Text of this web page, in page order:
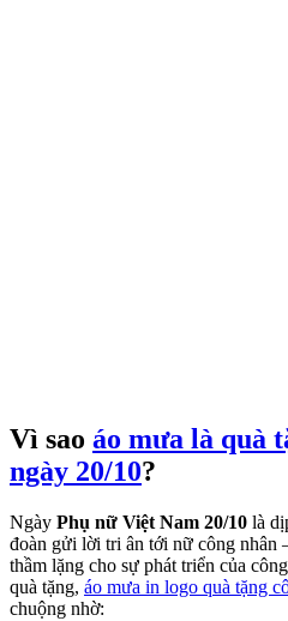
Vì sao áo mưa là quà
ngày 20/10?
Ngày Phụ nữ Việt Nam 20/10 là
đoàn gửi lời tri ân tới nữ công nhân
thầm lặng cho sự phát triển của
quà tặng, áo mưa in logo quà tặng
chuộng nhờ: